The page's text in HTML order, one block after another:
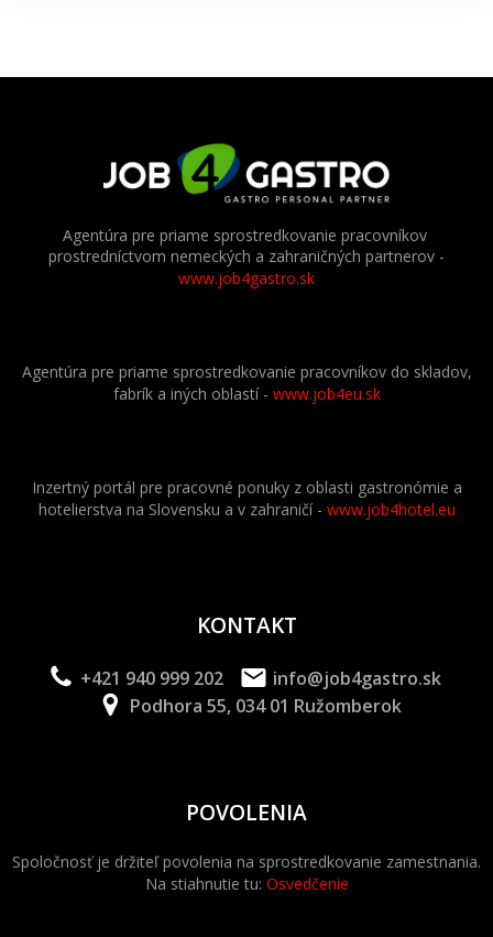
Agentúra pre priame sprostredkovanie pracovníkov
prostredníctvom nemeckých a zahraničných partnerov -
www.job4gastro.sk
Agentúra pre priame sprostredkovanie pracovníkov do skladov,
fabrík a iných oblastí - www.job4eu.sk
Inzertný portál pre pracovné ponuky z oblasti gastronómie a
hotelierstva na Slovensku a v zahraničí - www.job4hotel.eu
KONTAKT
+421 940 999 202
info@job4gastro.sk
Podhora 55, 034 01 Ružomberok
POVOLENIA
Spoločnosť je držiteľ povolenia na sprostredkovanie zamestnania.
Na stiahnutie tu: Osvedčenie